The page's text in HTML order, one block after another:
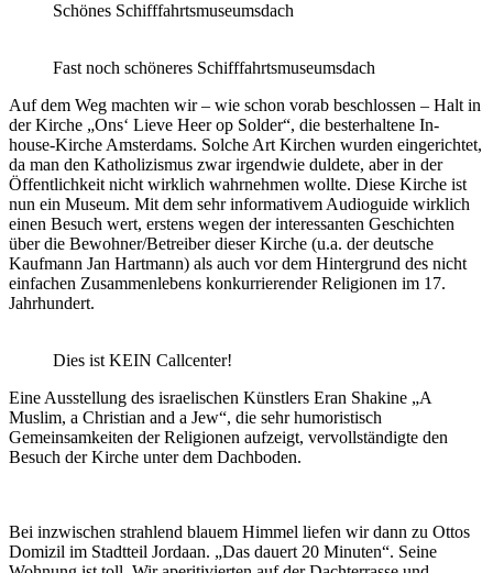
Schönes Schifffahrtsmuseumsdach
Fast noch schöneres Schifffahrtsmuseumsdach
Auf dem Weg machten wir – wie schon vorab beschlossen – Halt in
der Kirche „Ons‘ Lieve Heer op Solder“, die besterhaltene In-
house-Kirche Amsterdams. Solche Art Kirchen wurden eingerichtet,
da man den Katholizismus zwar irgendwie duldete, aber in der
Öffentlichkeit nicht wirklich wahrnehmen wollte. Diese Kirche ist
nun ein Museum. Mit dem sehr informativem Audioguide wirklich
einen Besuch wert, erstens wegen der interessanten Geschichten
über die Bewohner/Betreiber dieser Kirche (u.a. der deutsche
Kaufmann Jan Hartmann) als auch vor dem Hintergrund des nicht
einfachen Zusammenlebens konkurrierender Religionen im 17.
Jahrhundert.
Dies ist KEIN Callcenter!
Eine Ausstellung des israelischen Künstlers Eran Shakine „A
Muslim, a Christian and a Jew“, die sehr humoristisch
Gemeinsamkeiten der Religionen aufzeigt, vervollständigte den
Besuch der Kirche unter dem Dachboden.
Bei inzwischen strahlend blauem Himmel liefen wir dann zu Ottos
Domizil im Stadtteil Jordaan. „Das dauert 20 Minuten“. Seine